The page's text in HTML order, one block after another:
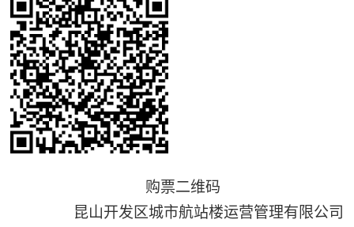
购票二维码
昆山开发区城市航站楼运营管理有限公司